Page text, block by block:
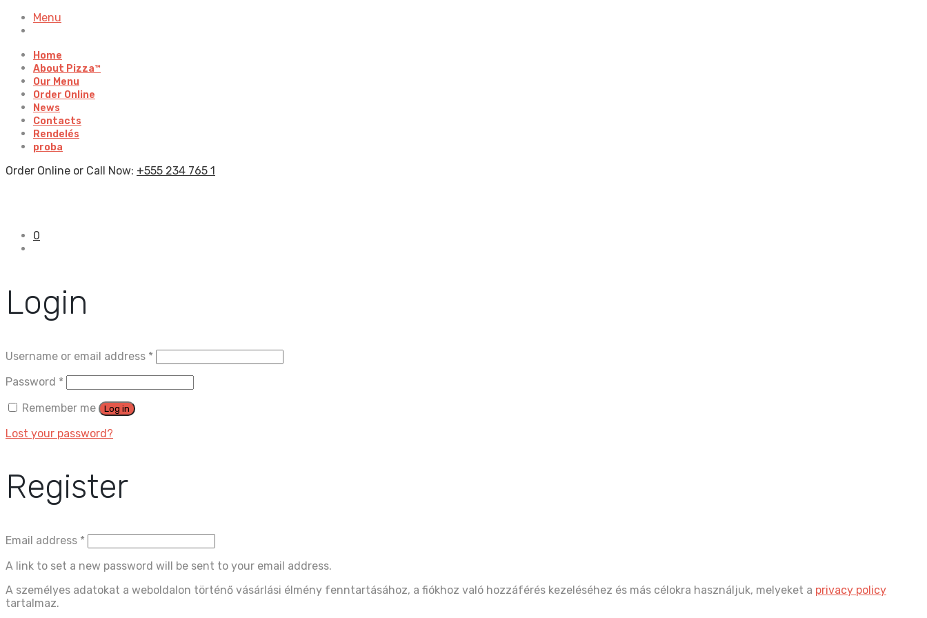
Menu
Home
About Pizza™
Our Menu
Order Online
News
Contacts
Rendelés
proba
Order Online or Call Now: +555 234 765 1
0
Login
Username or email address *
Password *
Remember me
Log in
Lost your password?
Register
Email address *
A link to set a new password will be sent to your email address.
A személyes adatokat a weboldalon történő vásárlási élmény fenntartásához, a fiókhoz való hozzáférés kezeléséhez és más célokra használjuk, melyeket a privacy policy
tartalmaz.